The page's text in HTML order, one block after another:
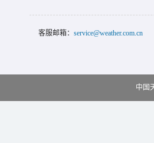
客服邮箱： service@weather.com.cn
中国